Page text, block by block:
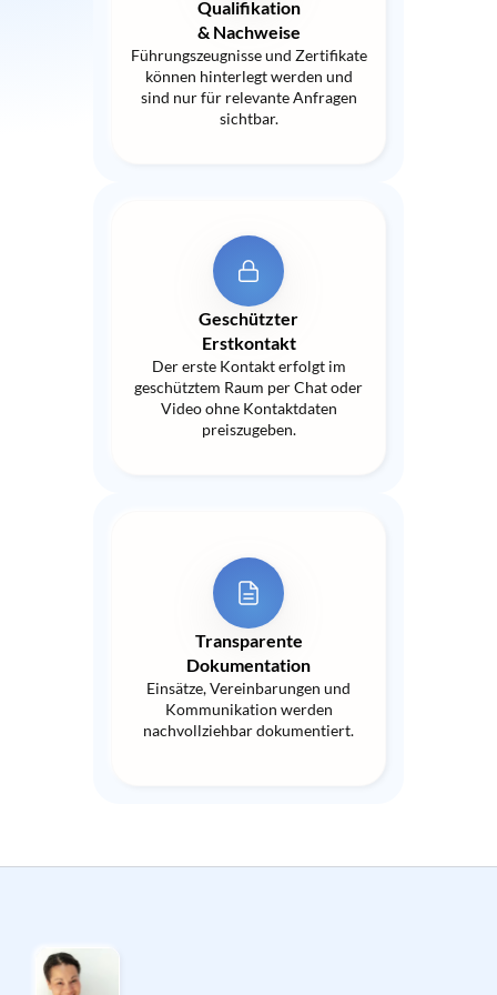
Qualifikation
& Nachweise
Führungszeugnisse und Zertifikate
können hinterlegt werden und
sind nur für relevante Anfragen
sichtbar.
Geschützter
Erstkontakt
Der erste Kontakt erfolgt im
geschütztem Raum per Chat oder
Video ohne Kontaktdaten
preiszugeben.
Transparente
Dokumentation
Einsätze, Vereinbarungen und
Kommunikation werden
nachvollziehbar dokumentiert.